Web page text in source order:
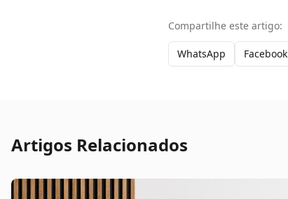
Compartilhe este artigo:
WhatsApp Facebook
Artigos Relacionados